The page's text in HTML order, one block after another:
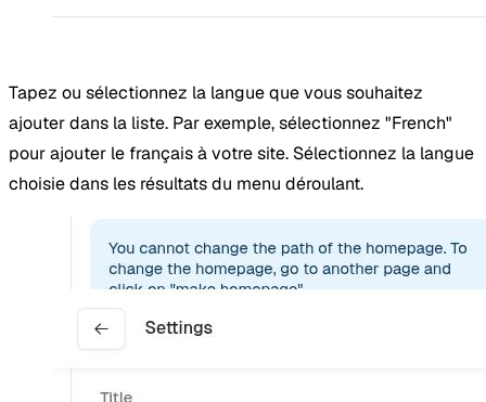
Tapez ou sélectionnez la langue que vous souhaitez
ajouter dans la liste. Par exemple, sélectionnez "French"
pour ajouter le français à votre site. Sélectionnez la langue
choisie dans les résultats du menu déroulant.